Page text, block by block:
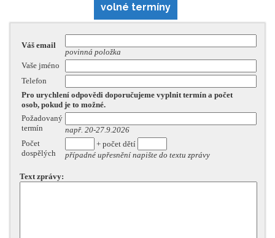
volné termíny